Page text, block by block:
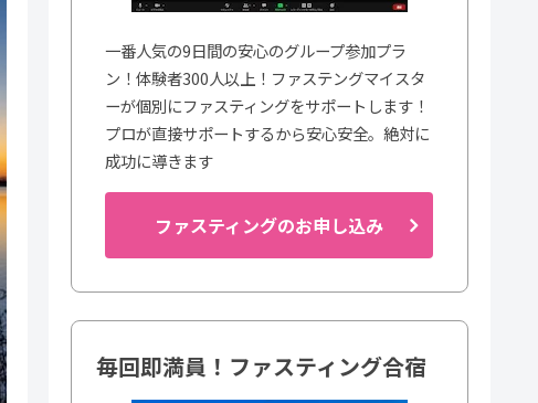
一番人気の9日間の安心のグループ参加プラ
ン！体験者300人以上！ファステングマイスタ
ーが個別にファスティングをサポートします！
プロが直接サポートするから安心安全。絶対に
成功に導きます
ファスティングのお申し込み
毎回即満員！ファスティング合宿